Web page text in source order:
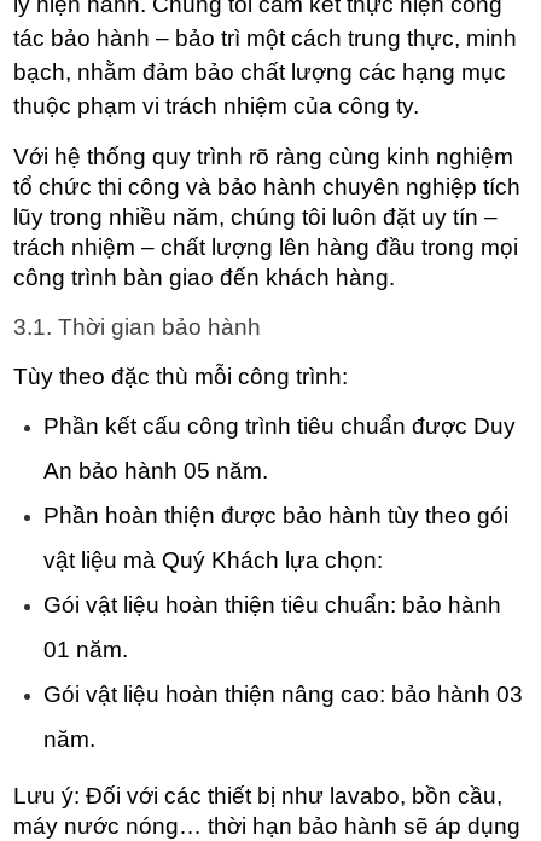
tác bảo hành – bảo trì một cách trung thực, minh
bạch, nhằm đảm bảo chất lượng các hạng mục
thuộc phạm vi trách nhiệm của công ty.
Với hệ thống quy trình rõ ràng cùng kinh nghiệm
tổ chức thi công và bảo hành chuyên nghiệp tích
lũy trong nhiều năm, chúng tôi luôn đặt uy tín –
trách nhiệm – chất lượng lên hàng đầu trong mọi
công trình bàn giao đến khách hàng.
3.1. Thời gian bảo hành
Tùy theo đặc thù mỗi công trình:
Phần kết cấu công trình tiêu chuẩn được Duy
An bảo hành 05 năm.
Phần hoàn thiện được bảo hành tùy theo gói
vật liệu mà Quý Khách lựa chọn:
Gói vật liệu hoàn thiện tiêu chuẩn: bảo hành
01 năm.
Gói vật liệu hoàn thiện nâng cao: bảo hành 03
năm.
Lưu ý: Đối với các thiết bị như lavabo, bồn cầu,
máy nước nóng… thời hạn bảo hành sẽ áp dụng